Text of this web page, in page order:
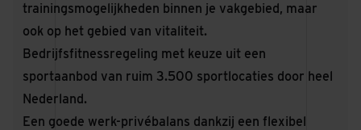
trainingsmogelijkheden binnen je vakgebied, maar
ook op het gebied van vitaliteit.
Bedrijfsfitnessregeling met keuze uit een
sportaanbod van ruim 3.500 sportlocaties door heel
Nederland.
Een goede werk-privébalans dankzij een flexibel